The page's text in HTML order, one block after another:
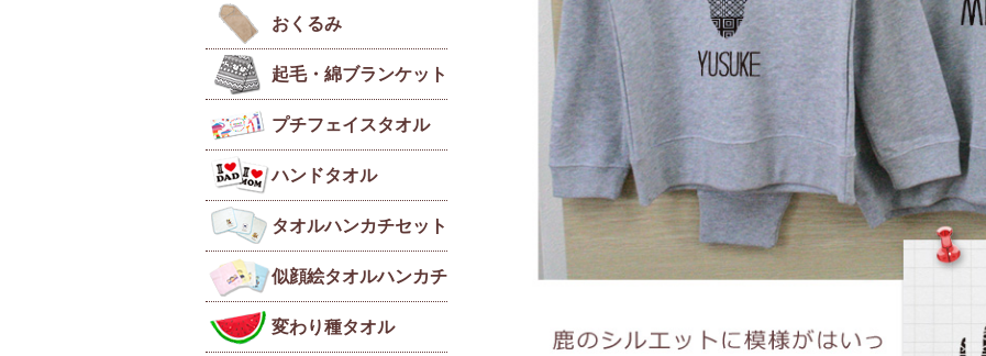
おくるみ
起毛・綿ブランケット
プチフェイスタオル
ハンドタオル
タオルハンカチセット
似顔絵タオルハンカチ
変わり種タオル